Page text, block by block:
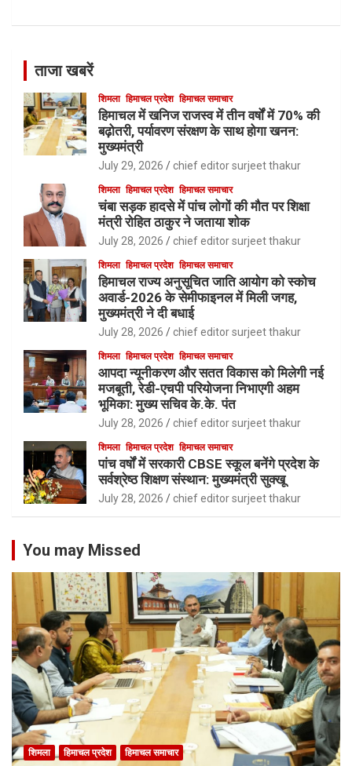
ताजा खबरें
शिमला हिमाचल प्रदेश हिमाचल समाचार
हिमाचल में खनिज राजस्व में तीन वर्षों में 70% की
बढ़ोतरी, पर्यावरण संरक्षण के साथ होगा खनन:
मुख्यमंत्री
July 29, 2026 chief editor surjeet thakur
शिमला हिमाचल प्रदेश हिमाचल समाचार
चंबा सड़क हादसे में पांच लोगों की मौत पर शिक्षा
मंत्री रोहित ठाकुर ने जताया शोक
July 28, 2026 chief editor surjeet thakur
शिमला हिमाचल प्रदेश हिमाचल समाचार
हिमाचल राज्य अनुसूचित जाति आयोग को स्कोच
अवार्ड-2026 के सेमीफाइनल में मिली जगह,
मुख्यमंत्री ने दी बधाई
July 28, 2026 chief editor surjeet thakur
शिमला हिमाचल प्रदेश हिमाचल समाचार
आपदा न्यूनीकरण और सतत विकास को मिलेगी नई
मजबूती, रेडी-एचपी परियोजना निभाएगी अहम
भूमिका: मुख्य सचिव के.के. पंत
July 28, 2026 chief editor surjeet thakur
शिमला हिमाचल प्रदेश हिमाचल समाचार
पांच वर्षों में सरकारी CBSE स्कूल बनेंगे प्रदेश के
सर्वश्रेष्ठ शिक्षण संस्थान: मुख्यमंत्री सुक्खू
July 28, 2026 chief editor surjeet thakur
You may Missed
शिमला हिमाचल प्रदेश हिमाचल समाचार